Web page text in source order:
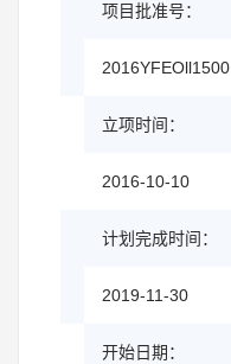
项目批准号：
2016YFEOll1500
立项时间：
2016-10-10
计划完成时间：
2019-11-30
开始日期：